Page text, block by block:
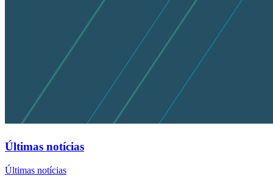
Últimas notícias
Últimas notícias